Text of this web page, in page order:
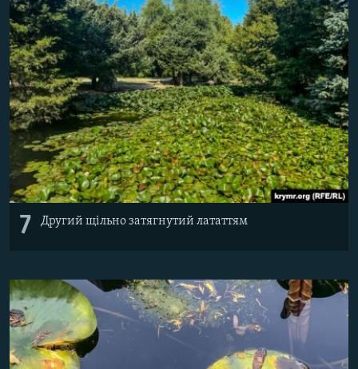
7 Другий щільно затягнутий лататтям